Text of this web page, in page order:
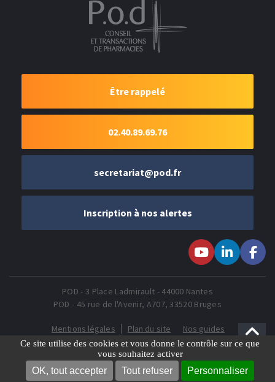
Ce site utilise des cookies et vous donne le contrôle sur ce que
vous souhaitez activer
OK, tout accepter Tout refuser Personnaliser
Être rappelé
02.40.89.69.76
secretariat@pod.fr
Inscription à nos alertes
Youtubesur LinkedIn
nous sur
POD - 3 Place Ladmirault - 44000 Nantes
POD - 45 rue de l'Avenir, A707, 33520 Bruges
Mentions légales Plan du site
Nos guides
Gestion des Cookies